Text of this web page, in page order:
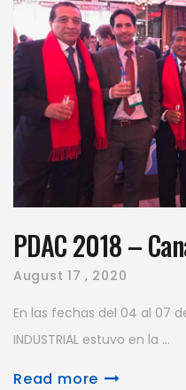
PDAC 2018 –
August 17 , 2020
En las fechas del 04 al 07
INDUSTRIAL estuvo en la ...
Read more